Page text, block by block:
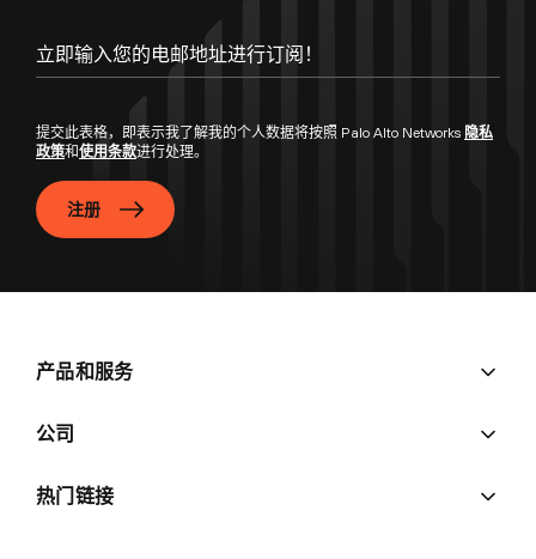
提交此表格，即表示我了解我的个人数据将按照 Palo Alto Networks 隐私
政策和使用条款进行处理。
注册
产品和服务
公司
热门链接